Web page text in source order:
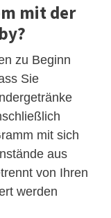
mit der
zu Beginn
Sie
mit sich
aus
von Ihren
werden